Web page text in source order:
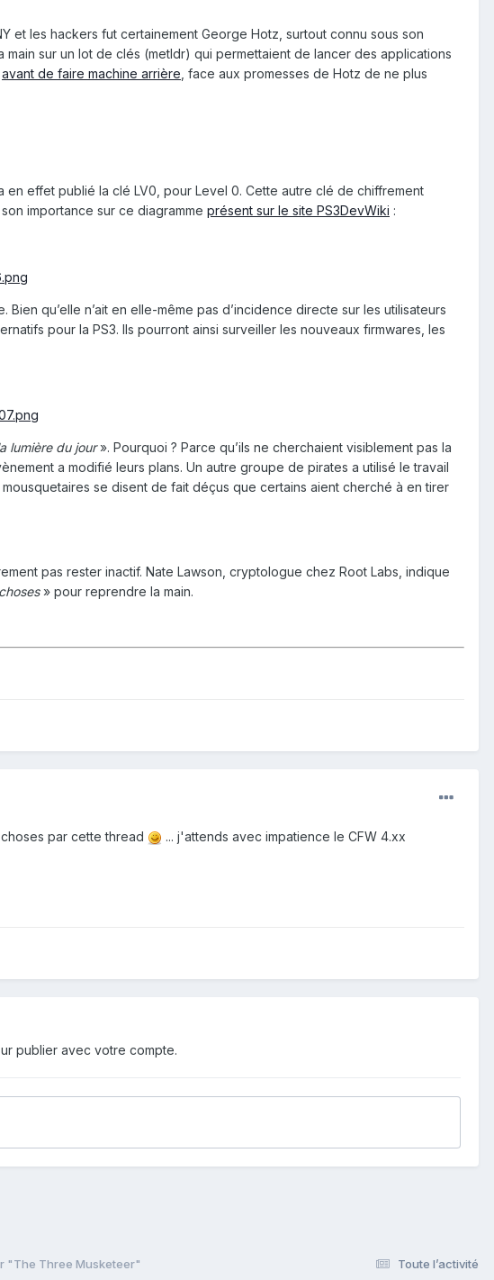
et les hackers fut certainement George Hotz, surtout connu sous son
sur un lot de clés (metldr) qui permettaient de lancer des applications
avant de faire machine arrière , face aux promesses de Hotz de ne plus
effet publié la clé LV0, pour Level 0. Cette autre clé de chiffrement
importance sur ce diagramme présent sur le site PS3DevWiki :
qu’elle n’ait en elle-même pas d’incidence directe sur les utilisateurs
pour la PS3. Ils pourront ainsi surveiller les nouveaux firmwares, les
lumière du jour». Pourquoi ? Parce qu’ils ne cherchaient visiblement pas la
a modifié leurs plans. Un autre groupe de pirates a utilisé le travail
se disent de fait déçus que certains aient cherché à en tirer
pas rester inactif. Nate Lawson, cryptologue chez Root Labs, indique
» pour reprendre la main.
par cette thread ... j'attends avec impatience le CFW 4.xx
publier avec votre compte.
Toute l’activité
"The Three Musketeer"